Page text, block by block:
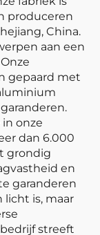
produceren
China.
aan een
gepaard met
onze
dan 6.000
grondig
en
garanderen
is, maar
streeft